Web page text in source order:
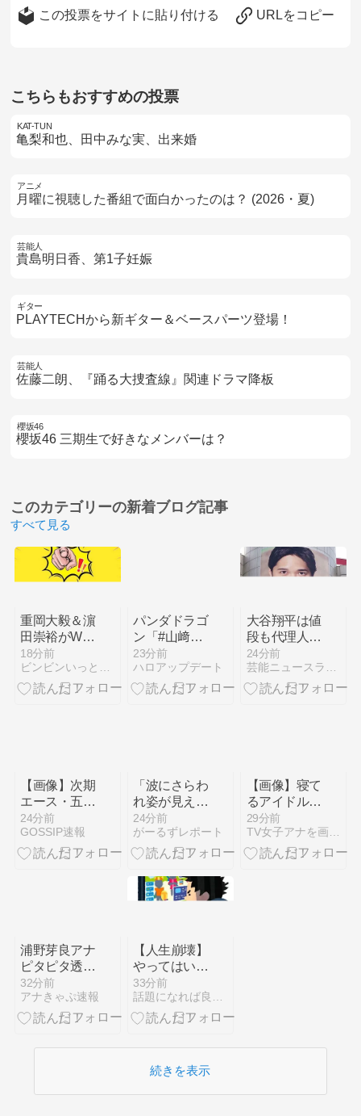
この投票をサイトに貼り付ける URLをコピー
こちらもおすすめの投票
KAT-TUN
亀梨和也、田中みな実、出来婚
アニメ
月曜に視聴した番組で面白かったのは？ (2026・夏)
芸能人
貴島明日香、第1子妊娠
ギター
PLAYTECHから新ギター＆ベースパーツ登場！
芸能人
佐藤二朗、『踊る大捜査線』関連ドラマ降板
櫻坂46
櫻坂46 三期生で好きなメンバーは？
このカテゴリーの新着ブログ記事
すべて見る
重岡大毅＆濵
田崇裕がW結
婚発表！プロ
フィールと家
族まとめ
18分前
ビンビンいっとこ！
パンダドラゴ
ン「#山﨑夢
羽 さんとお
写真を撮らせ
ていただきま
23分前
ハロアップデート
大谷翔平は値
段も代理人も
規格外！ 著
名タレント＆
アスリート
24分前
芸能ニュースランキング
【画像】次期
エース・五百
城茉央ちゃ
ん、可愛すぎ
てワイ歓喜
24分前
GOSSIP速報
「波にさらわ
れ姿が見えな
い」男性
（38）波に
さらわれ死亡
岸を散歩中
当時は波浪注
24分前
がーるずレポート
【画像】寝て
るアイドルさ
んの後ろ姿、
シルエットが
めちゃくちゃ
29分前
浦野芽良アナ
ピタピタ透け
ニットの乗せ
乳！！【GIF
動画あり】
32分前
アナきゃぷ速報
【人生崩壊】
やってはいけ
ない「時間泥
棒」の正体
33分前
続きを表示